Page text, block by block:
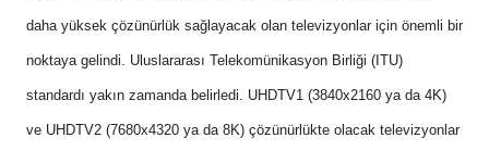
daha yüksek çözünürlük sağlayacak olan televizyonlar için önemli bir
noktaya gelindi. Uluslararası Telekomünikasyon Birliği (ITU)
standardı yakın zamanda belirledi. UHDTV1 (3840x2160 ya da 4K)
ve UHDTV2 (7680x4320 ya da 8K) çözünürlükte olacak televizyonlar